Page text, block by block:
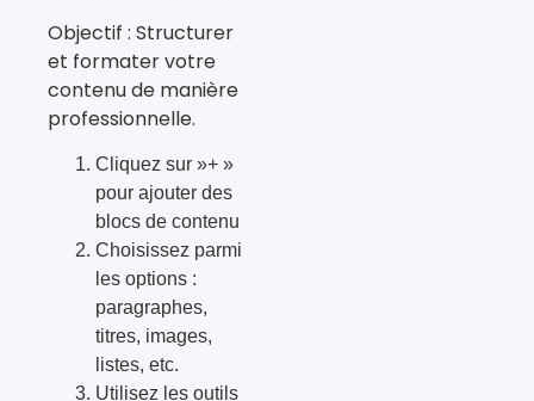
Objectif : Structurer
et formater votre
contenu de manière
professionnelle.
Cliquez sur »+ »
pour ajouter des
blocs de contenu
Choisissez parmi
les options :
paragraphes,
titres, images,
listes, etc.
Utilisez les outils